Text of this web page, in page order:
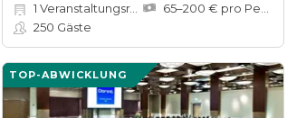
1 Veranstaltungsräume
250 Gäste
TOP-ABWICKLUNG